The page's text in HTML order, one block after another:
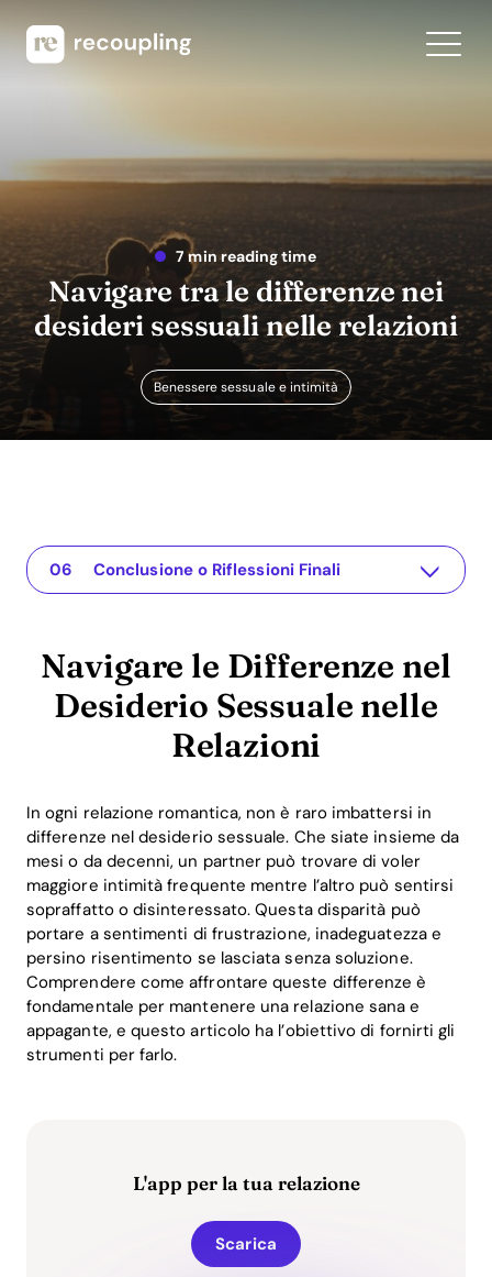
7 min reading time
Navigare tra le differenze nei
desideri sessuali nelle relazioni
Benessere sessuale e intimità
Navigare le Differenze nel Desiderio Sessuale nelle Relazioni
L'app per la tua relazione
Comprendere il Problema
Perché Affrontare Questa Questione è Cruciale
Soluzioni o Spunti Pratici
Conclusione o Riflessioni Finali
Navigare le Differenze nel
Desiderio Sessuale nelle
Relazioni
In ogni relazione romantica, non è raro imbattersi in
differenze nel desiderio sessuale. Che siate insieme da
mesi o da decenni, un partner può trovare di voler
maggiore intimità frequente mentre l’altro può sentirsi
sopraffatto o disinteressato. Questa disparità può
portare a sentimenti di frustrazione, inadeguatezza e
persino risentimento se lasciata senza soluzione.
Comprendere come affrontare queste differenze è
fondamentale per mantenere una relazione sana e
appagante, e questo articolo ha l’obiettivo di fornirti gli
strumenti per farlo.
L'app per la tua relazione
Scarica